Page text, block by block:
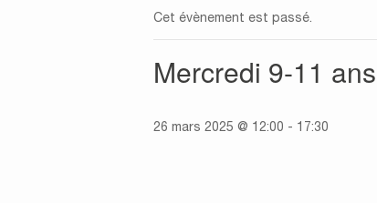
Cet évènement est passé.
Mercredi 9-11
26 mars 2025 @ 12:00 - 17:30